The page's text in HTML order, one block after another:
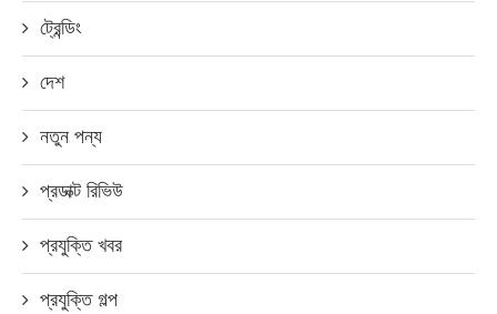
ট্রেন্ডিং
দেশ
নতুন পন্য
প্রডাক্ট রিভিউ
প্রযুক্তি খবর
প্রযুক্তি গল্প